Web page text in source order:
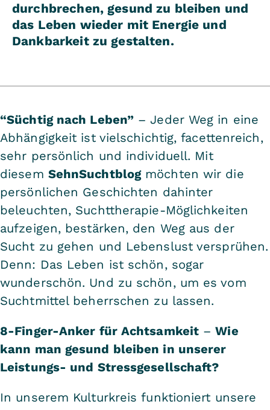
durchbrechen, gesund zu bleiben und
das Leben wieder mit Energie und
Dankbarkeit zu gestalten.
“Süchtig nach Leben” – Jeder Weg in eine
Abhängigkeit ist vielschichtig, facettenreich,
sehr persönlich und individuell. Mit
diesem SehnSuchtblogmöchten wir die
persönlichen Geschichten dahinter
beleuchten, Suchttherapie-Möglichkeiten
aufzeigen, bestärken, den Weg aus der
Sucht zu gehen und Lebenslust versprühen.
Denn: Das Leben ist schön, sogar
wunderschön. Und zu schön, um es vom
Suchtmittel beherrschen zu lassen.
8-Finger-Anker für Achtsamkeit –Wie
kann man gesund bleiben in unserer
Leistungs- und Stressgesellschaft?
In unserem Kulturkreis funktioniert unsere